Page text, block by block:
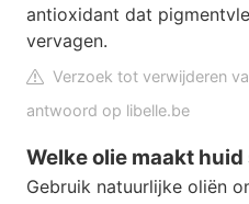
antioxidant dat
vervagen.
Verzoek tot verwijderen
antwoord op libelle.be
Welke olie maakt
Gebruik natuurlijke oliën